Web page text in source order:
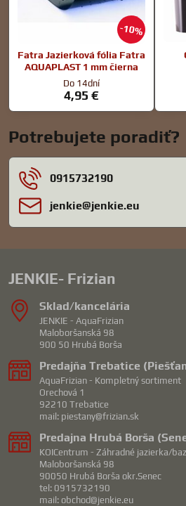
10%
Fatra Jazierková fólia Fatra
AQUAPLAST 1 mm čierna
Do 14dní
4,95 €
Potrebujete poradiť?
0915732190
jenkie​@jenkie​.eu
JENKIE- Frizian
Sklad/kancelária
JENKIE - AquaFrizian
Maloboršanská 98
900 50 Hrubá Borša
Predajňa Trebatice
AquaFrizian - Kompletný sortiment
Orechová 1
92210 Trebatice
mail: piestany@frizian.sk
Predajna Hrubá Borša
KOICentrum - Záhradné jazierka/
Maloboršanská 98
90050 Hrubá Borša okr.Senec
tel: 0915732190
mail: obchod@jenkie.eu